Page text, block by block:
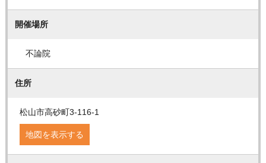
開催場所
不論院
住所
松山市高砂町3-116-1
地図を表示する